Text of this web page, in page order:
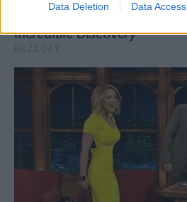
Data Deletion Data Access